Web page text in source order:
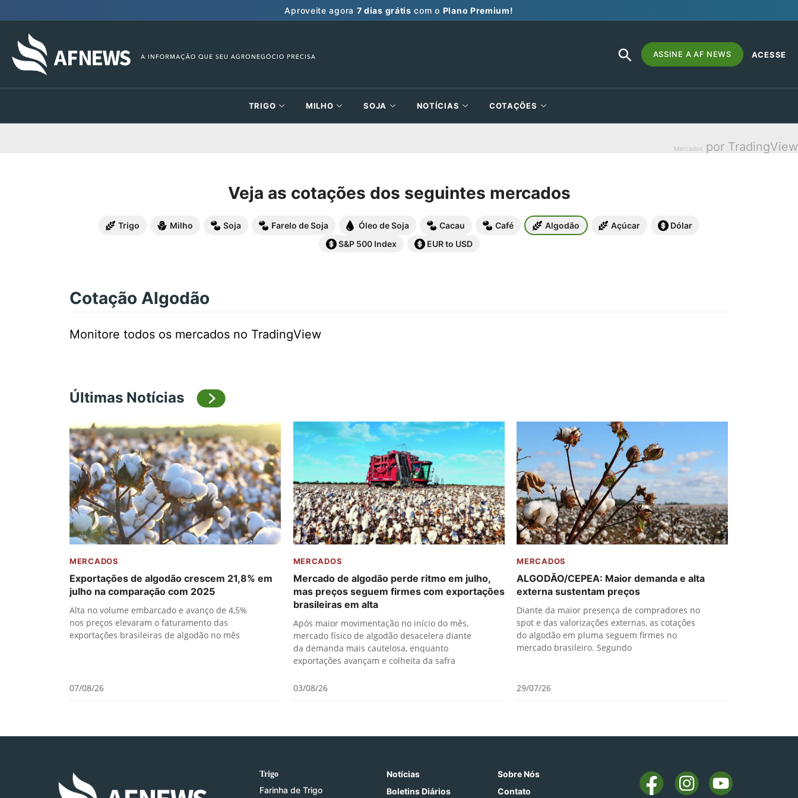
Aproveite agora 7 dias grátis com o Plano Premium!
Search
for:
SEARCH
BUTTON
ASSINE A AF NEWS ACESSE
TRIGO MILHO SOJA NOTÍCIAS COTAÇÕES
Mercados por TradingView
Veja as cotações dos seguintes mercados
Trigo Milho Soja Farelo de Soja Óleo de Soja Cacau Café Algodão Açúcar
Dólar
S&P 500 Index
EUR to USD
Cotação Algodão
Monitore todos os mercados no TradingView
Últimas Notícias
MERCADOS
Exportações de algodão crescem 21,8% em
julho na comparação com 2025
Alta no volume embarcado e avanço de 4,5%
nos preços elevaram o faturamento das
exportações brasileiras de algodão no mês
07/08/26
MERCADOS
Mercado de algodão perde ritmo em julho,
mas preços seguem firmes com exportações
brasileiras em alta
Após maior movimentação no início do mês,
mercado físico de algodão desacelera diante
da demanda mais cautelosa, enquanto
exportações avançam e colheita da safra
03/08/26
MERCADOS
ALGODÃO/CEPEA: Maior demanda e alta
externa sustentam preços
Diante da maior presença de compradores no
spot e das valorizações externas, as cotações
do algodão em pluma seguem firmes no
mercado brasileiro. Segundo
29/07/26
Trigo
Farinha de Trigo
Notícias
Boletins Diários
Sobre Nós
Contato